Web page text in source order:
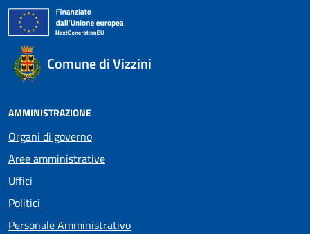
Comune di Vizzini
AMMINISTRAZIONE
Organi di governo
Aree amministrative
Uffici
Politici
Personale Amministrativo